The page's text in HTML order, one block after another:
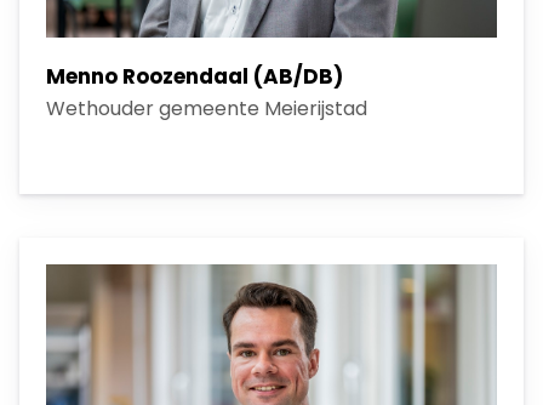
Menno Roozendaal (AB/DB)
Wethouder gemeente Meierijstad